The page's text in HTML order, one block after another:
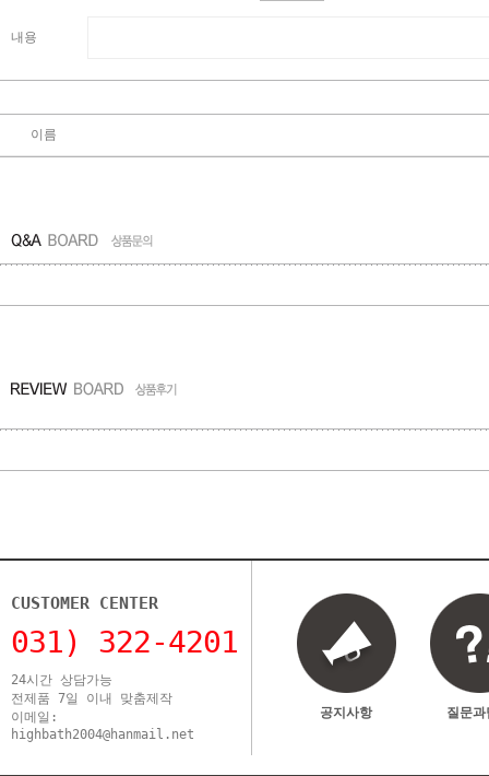
내용
이름
CUSTOMER CENTER
031) 322-4201
24시간 상담가능
전제품 7일 이내 맞춤제작
이메일:
highbath2004@hanmail.net
공지사항 질문과